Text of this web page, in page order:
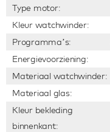
Type motor:
Kleur watchwinder:
Programma’s:
Energievoorziening:
Materiaal watchwinder:
Materiaal glas:
Kleur bekleding
binnenkant: